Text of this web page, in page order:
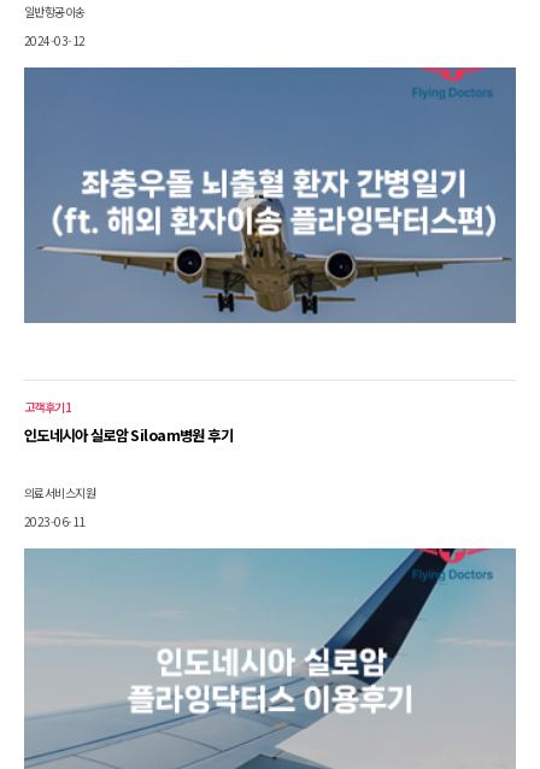
일반항공이송
2024-03-12
고객후기1
인도네시아 실로암 Siloam병원 후기
의료서비스지원
2023-06-11